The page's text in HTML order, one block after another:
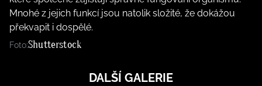
Mnohé z jejich funkcí jsou natolik složité, že dokážou
překvapit i dospělé.
Foto:Shutterstock
DALŠÍ GALERIE